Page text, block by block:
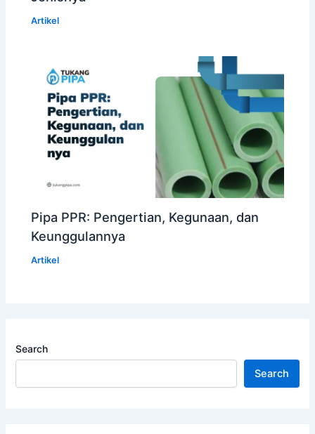
Artikel
Pipa PPR: Pengertian, Kegunaan, dan
Keunggulannya
Artikel
Search
Search